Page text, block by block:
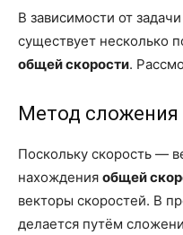
В зависимости от
существует несколько
общей скорости.
Метод сложения
Поскольку скорость —
нахождения общей
векторы скоростей. В
делается путём